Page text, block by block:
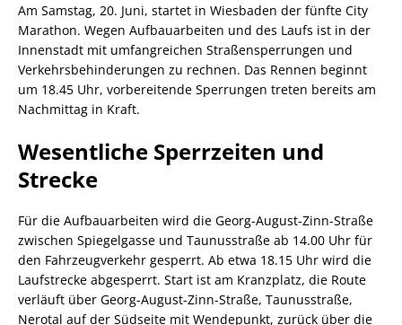
Am Samstag, 20. Juni, startet in Wiesbaden der fünfte City
Marathon. Wegen Aufbauarbeiten und des Laufs ist in der
Innenstadt mit umfangreichen Straßensperrungen und
Verkehrsbehinderungen zu rechnen. Das Rennen beginnt
um 18.45 Uhr, vorbereitende Sperrungen treten bereits am
Nachmittag in Kraft.
Wesentliche Sperrzeiten und
Strecke
Für die Aufbauarbeiten wird die Georg-August-Zinn-Straße
zwischen Spiegelgasse und Taunusstraße ab 14.00 Uhr für
den Fahrzeugverkehr gesperrt. Ab etwa 18.15 Uhr wird die
Laufstrecke abgesperrt. Start ist am Kranzplatz, die Route
verläuft über Georg-August-Zinn-Straße, Taunusstraße,
Nerotal auf der Südseite mit Wendepunkt, zurück über die